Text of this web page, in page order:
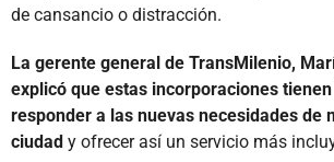
de cansancio o distracción.
La gerente general de TransMilenio,
explicó que estas incorporaciones
responder a las nuevas necesidades de
ciudad y ofrecer así un servicio más